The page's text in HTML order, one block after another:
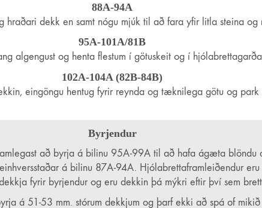
88A-94A
hraðari dekk en samt nógu mjúk til að fara yfir litla steina og
95A-101A/81B
algengust og henta flestum í götuskeit og í
102A-104A (82B-84B)
eingöngu hentug fyrir reynda og tæknilega götu og park
Byrjendur
að byrja á bilinu 95A-99A til að hafa ágæta blöndu
á bilinu 87A-94A. Hjólabrettaframleiðendur
fyrir byrjendur og eru dekkin þá mýkri eftir því sem
á 51-53 mm. stórum dekkjum og þarf ekki að spá of
á frábærum verðum.
veist ekki hvað hentar? Eða viltu bara vita meira um
og Instagram og við svörum eins fljótt og auðið er.